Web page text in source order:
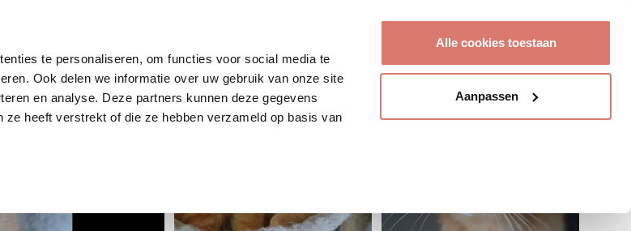
te personaliseren, om functies voor social media te
Ook delen we informatie over uw gebruik van onze site
en analyse. Deze partners kunnen deze gegevens
ze heeft verstrekt of die ze hebben verzameld op basis van
Alle cookies toestaan
Aanpassen
werkt het?